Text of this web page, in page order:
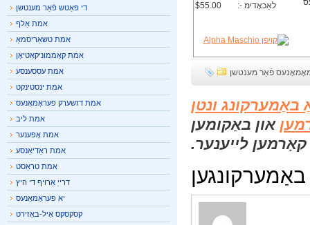
לאַכאָדימ -:
$55.00
פֿאַר מענטשן
ונטן
און באַקומען
לייענער.
די פּאַטש פֿאַר מענטשן
אמת אַלף
אמת טשאַריסמאַ
אמת קאָממוניקאַטיאָן
אמת עססענסע
אמת ינסטינקט
אמת דזשערק פעראָמאָנעס
אמת ליב
אמת אָפּענער
אמת ראַדיאַנסע
אמת טראַסט
דרייַ אַרויף די היץ
יא פעראָמאָנעס
קסקסקס אָיל-באַזירט